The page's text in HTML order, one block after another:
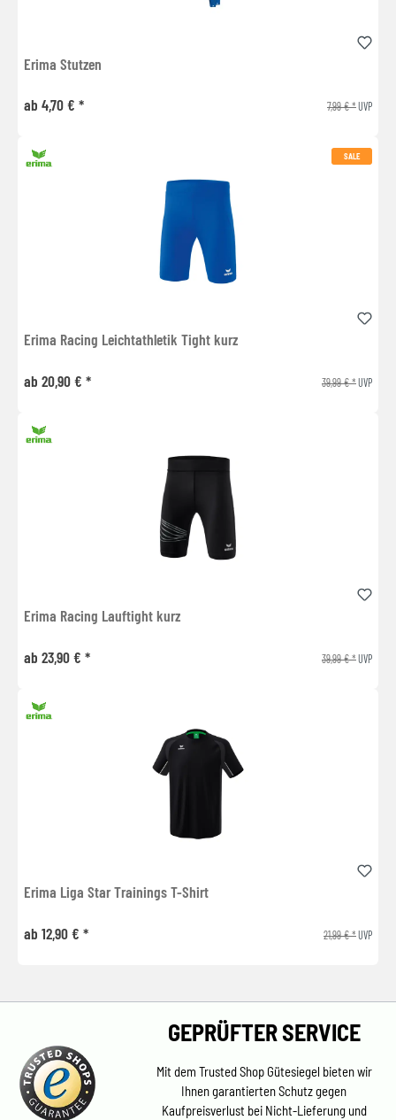
Erima Stutzen
ab 4,70 € * 7,99 € *UVP
SALE
Erima Racing Leichtathletik Tight kurz
ab 20,90 € * 39,99 € *UVP
Erima Racing Lauftight kurz
ab 23,90 € * 39,99 € *UVP
Erima Liga Star Trainings T-Shirt
ab 12,90 € * 21,99 € *UVP
GEPRÜFTER SERVICE
Mit dem Trusted Shop Gütesiegel bieten wir
Ihnen garantierten Schutz gegen
Kaufpreisverlust bei Nicht-Lieferung und